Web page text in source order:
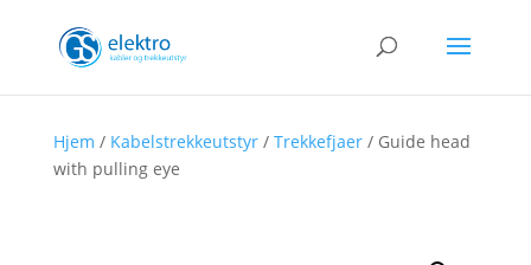
Hjem / Kabelstrekkeutstyr/ Trekkefjaer/ Guide head
with pulling eye